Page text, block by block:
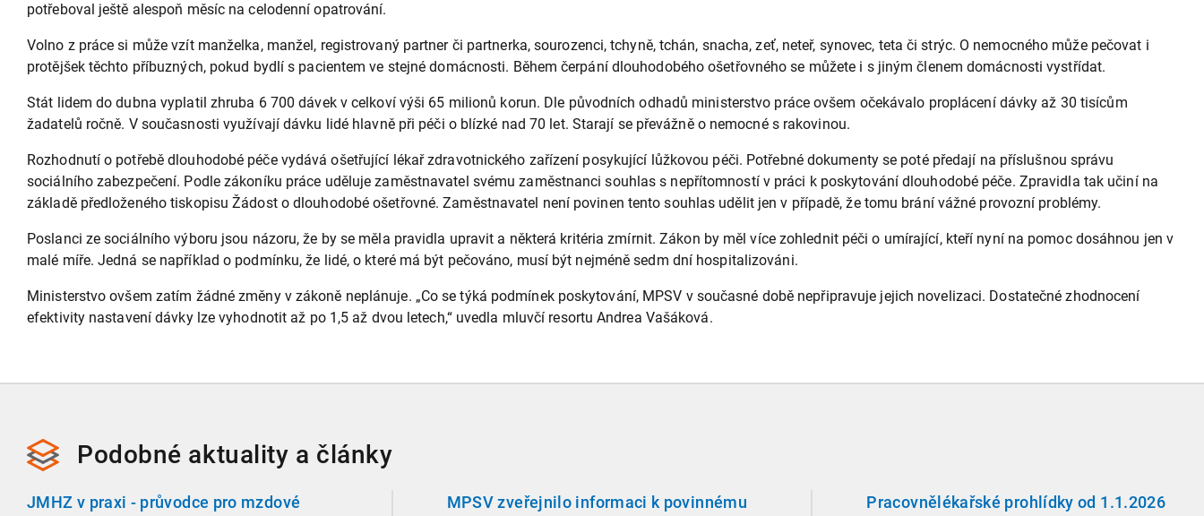
potřeboval ještě alespoň měsíc na celodenní opatrování.
Volno z práce si může vzít manželka, manžel, registrovaný partner či partnerka, sourozenci, tchyně, tchán, snacha, zeť, neteř, synovec, teta či strýc. O nemocného může pečovat i
protějšek těchto příbuzných, pokud bydlí s pacientem ve stejné domácnosti. Během čerpání dlouhodobého ošetřovného se můžete i s jiným členem domácnosti vystřídat.
Stát lidem do dubna vyplatil zhruba 6 700 dávek v celkoví výši 65 milionů korun. Dle původních odhadů ministerstvo práce ovšem očekávalo proplácení dávky až 30 tisícům
žadatelů ročně. V současnosti využívají dávku lidé hlavně při péči o blízké nad 70 let. Starají se převážně o nemocné s rakovinou.
Rozhodnutí o potřebě dlouhodobé péče vydává ošetřující lékař zdravotnického zařízení posykující lůžkovou péči. Potřebné dokumenty se poté předají na příslušnou správu
sociálního zabezpečení. Podle zákoníku práce uděluje zaměstnavatel svému zaměstnanci souhlas s nepřítomností v práci k poskytování dlouhodobé péče. Zpravidla tak učiní na
základě předloženého tiskopisu Žádost o dlouhodobé ošetřovné. Zaměstnavatel není povinen tento souhlas udělit jen v případě, že tomu brání vážné provozní problémy.
Poslanci ze sociálního výboru jsou názoru, že by se měla pravidla upravit a některá kritéria zmírnit. Zákon by měl více zohlednit péči o umírající, kteří nyní na pomoc dosáhnou jen v
malé míře. Jedná se například o podmínku, že lidé, o které má být pečováno, musí být nejméně sedm dní hospitalizováni.
Ministerstvo ovšem zatím žádné změny v zákoně neplánuje. „Co se týká podmínek poskytování, MPSV v současné době nepřipravuje jejich novelizaci. Dostatečné zhodnocení
efektivity nastavení dávky lze vyhodnotit až po 1,5 až dvou letech,“ uvedla mluvčí resortu Andrea Vašáková.
Podobné aktuality a články
JMHZ v praxi - průvodce pro mzdové
MPSV zveřejnilo informaci k povinnému
Pracovnělékařské prohlídky od 1.1.2026